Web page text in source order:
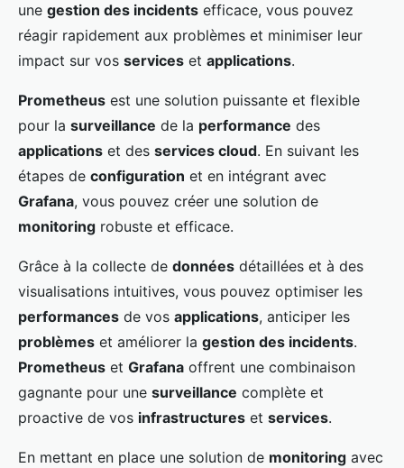
une gestion des incidents efficace, vous pouvez
réagir rapidement aux problèmes et minimiser leur
impact sur vos services et applications.
Prometheus est une solution puissante et flexible
pour la surveillance de la performance des
applications et des services cloud. En suivant les
étapes de configuration et en intégrant avec
Grafana, vous pouvez créer une solution de
monitoring robuste et efficace.
Grâce à la collecte de données détaillées et à des
visualisations intuitives, vous pouvez optimiser les
performances de vos applications, anticiper les
problèmes et améliorer la gestion des incidents.
Prometheus et Grafana offrent une combinaison
gagnante pour une surveillance complète et
proactive de vos infrastructures et services.
En mettant en place une solution de monitoring avec